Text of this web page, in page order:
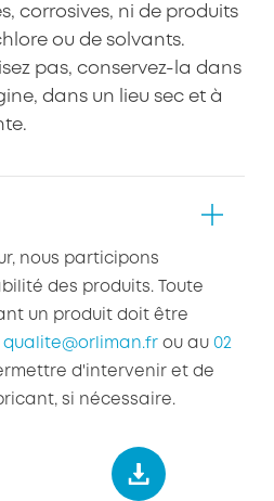
corrosives, ni de produits
ou de solvants.
pas, conservez-la dans
dans un lieu sec et à
nous participons
des produits. Toute
un produit doit être
qualite@orliman.frou au 02
d'intervenir et de
si nécessaire.